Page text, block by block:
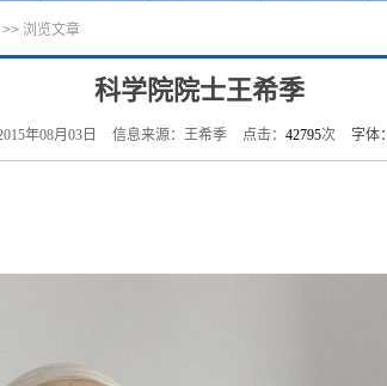
>> 浏览文章
科学院院士王希季
年08月03日 信息来源：王希季 点击： 42795次 字体：